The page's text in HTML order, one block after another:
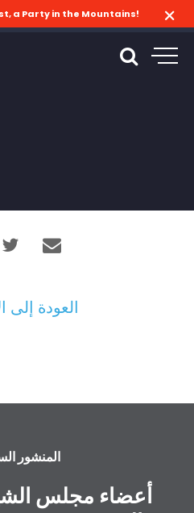
a Party in the Mountains!
العودة إلى
المنشور
أعضاء مجلس